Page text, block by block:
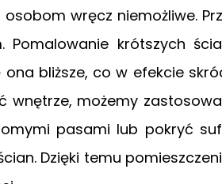
wręcz niemożliwe.
krótszych
bliższe, co w efekcie
wnętrze, możemy
pasami lub pokryć
Dzięki temu